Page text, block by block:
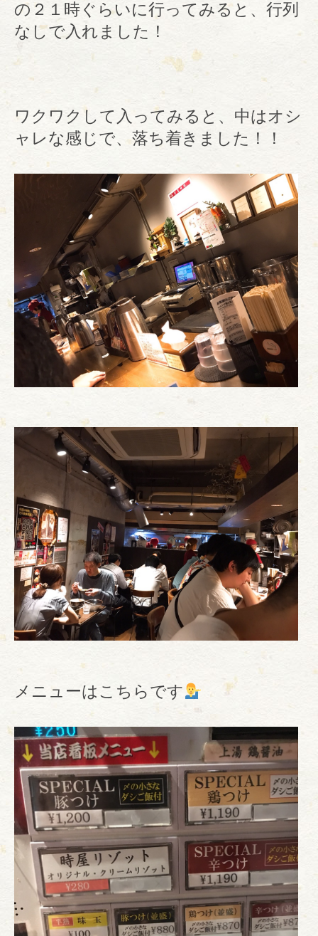
の２１時ぐらいに行ってみると、行列
なしで入れました！
ワクワクして入ってみると、中はオシ
ャレな感じで、落ち着きました！！
メニューはこちらです